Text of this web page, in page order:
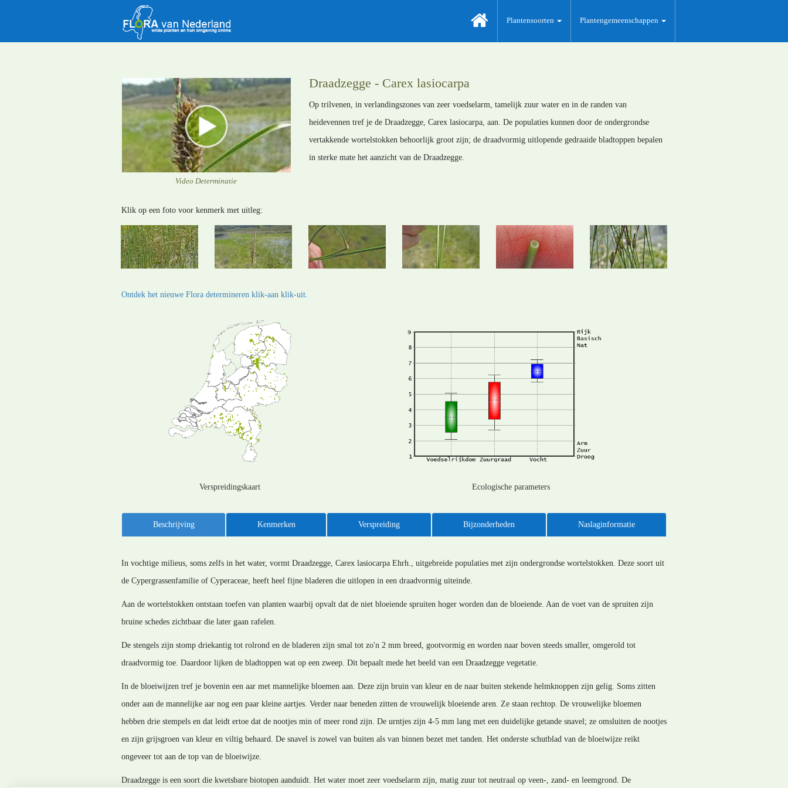
Plantensoorten Plantengemeenschappen
Video Determinatie
Draadzegge - Carex lasiocarpa
Op trilvenen, in verlandingszones van zeer voedselarm, tamelijk zuur water en in de randen van
heidevennen tref je de Draadzegge, Carex lasiocarpa, aan. De populaties kunnen door de ondergrondse
vertakkende wortelstokken behoorlijk groot zijn; de draadvormig uitlopende gedraaide bladtoppen bepalen
in sterke mate het aanzicht van de Draadzegge.
Klik op een foto voor kenmerk met uitleg:
Ontdek het nieuwe Flora determineren klik-aan klik-uit.
Verspreidingskaart Ecologische parameters
Beschrijving Kenmerken Verspreiding Bijzonderheden Naslaginformatie
In vochtige milieus, soms zelfs in het water, vormt Draadzegge, Carex lasiocarpa Ehrh., uitgebreide populaties met zijn ondergrondse wortelstokken. Deze soort uit
de Cypergrassenfamilie of Cyperaceae, heeft heel fijne bladeren die uitlopen in een draadvormig uiteinde.
Aan de wortelstokken ontstaan toefen van planten waarbij opvalt dat de niet bloeiende spruiten hoger worden dan de bloeiende. Aan de voet van de spruiten zijn
bruine schedes zichtbaar die later gaan rafelen.
De stengels zijn stomp driekantig tot rolrond en de bladeren zijn smal tot zo'n 2 mm breed, gootvormig en worden naar boven steeds smaller, omgerold tot
draadvormig toe. Daardoor lijken de bladtoppen wat op een zweep. Dit bepaalt mede het beeld van een Draadzegge vegetatie.
In de bloeiwijzen tref je bovenin een aar met mannelijke bloemen aan. Deze zijn bruin van kleur en de naar buiten stekende helmknoppen zijn gelig. Soms zitten
onder aan de mannelijke aar nog een paar kleine aartjes. Verder naar beneden zitten de vrouwelijk bloeiende aren. Ze staan rechtop. De vrouwelijke bloemen
hebben drie stempels en dat leidt ertoe dat de nootjes min of meer rond zijn. De urntjes zijn 4-5 mm lang met een duidelijke getande snavel; ze omsluiten de nootjes
en zijn grijsgroen van kleur en viltig behaard. De snavel is zowel van buiten als van binnen bezet met tanden. Het onderste schutblad van de bloeiwijze reikt
ongeveer tot aan de top van de bloeiwijze.
Draadzegge is een soort die kwetsbare biotopen aanduidt. Het water moet zeer voedselarm zijn, matig zuur tot neutraal op veen-, zand- en leemgrond. De